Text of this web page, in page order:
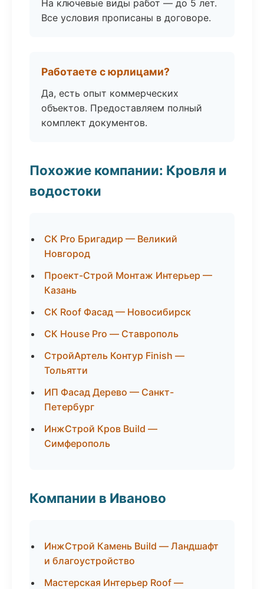
На ключевые виды работ — до 5 лет.
Все условия прописаны в договоре.
Работаете с юрлицами?
Да, есть опыт коммерческих
объектов. Предоставляем полный
комплект документов.
Похожие компании: Кровля и
водостоки
СК Pro Бригадир — Великий
Новгород
Проект-Строй Монтаж Интерьер —
Казань
СК Roof Фасад — Новосибирск
СК House Pro — Ставрополь
СтройАртель Контур Finish —
Тольятти
ИП Фасад Дерево — Санкт-
Петербург
ИнжСтрой Кров Build —
Симферополь
Компании в Иваново
ИнжСтрой Камень Build — Ландшафт
и благоустройство
Мастерская Интерьер Roof —